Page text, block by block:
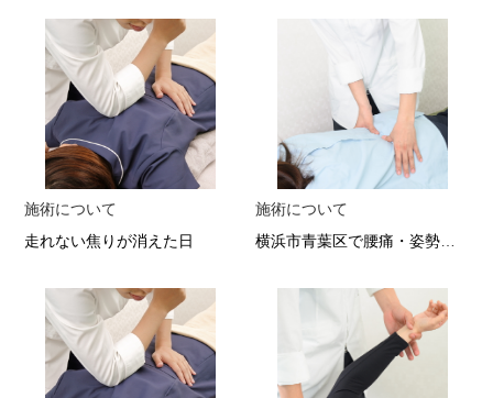
施術について
走れない焦りが消えた日
施術について